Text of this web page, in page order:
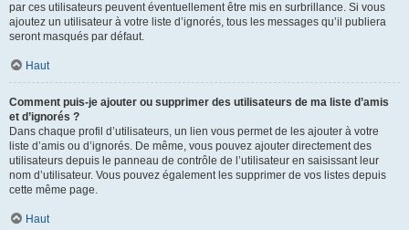
par ces utilisateurs peuvent éventuellement être mis en surbrillance. Si vous
ajoutez un utilisateur à votre liste d’ignorés, tous les messages qu’il publiera
seront masqués par défaut.
Haut
Comment puis-je ajouter ou supprimer des utilisateurs de ma liste d’amis
et d’ignorés ?
Dans chaque profil d’utilisateurs, un lien vous permet de les ajouter à votre
liste d’amis ou d’ignorés. De même, vous pouvez ajouter directement des
utilisateurs depuis le panneau de contrôle de l’utilisateur en saisissant leur
nom d’utilisateur. Vous pouvez également les supprimer de vos listes depuis
cette même page.
Haut